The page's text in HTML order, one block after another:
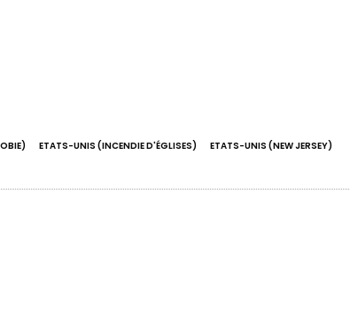
ETATS-UNIS (INCENDIE D'ÉGLISES) ETATS-UNIS (NEW JERSEY)